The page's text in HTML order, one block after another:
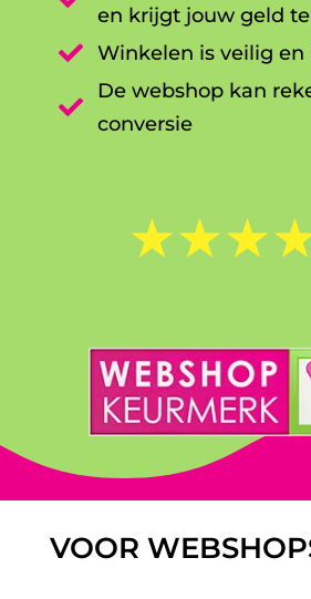
en krijgt jouw geld

Winkelen is veilig

De webshop kan
conversie
☆☆☆
VOOR